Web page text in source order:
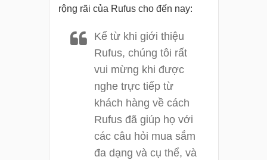
rộng rãi của Rufus cho đến nay:
Kể từ khi giới thiệu
Rufus, chúng tôi rất
vui mừng khi được
nghe trực tiếp từ
khách hàng về cách
Rufus đã giúp họ với
các câu hỏi mua sắm
đa dạng và cụ thể, và